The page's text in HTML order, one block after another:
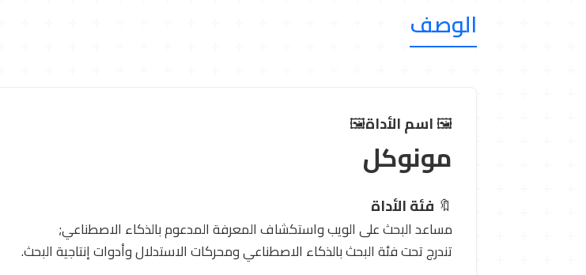
الوصف
🖼 ️اسم الأداة🖼 ️
مونوكل
🔖 فئة الأداة
مساعد البحث على الويب واستكشاف المعرفة المدعوم بالذكاء الاصطناعي;
تندرج تحت فئة البحث بالذكاء الاصطناعي ومحركات الاستدلال وأدوات إنتاجية البحث.